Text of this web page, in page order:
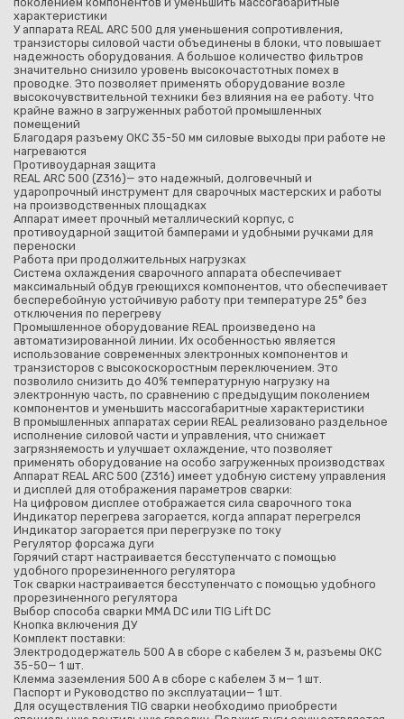
характеристики
У аппарата REAL ARC 500 для уменьшения сопротивления,
транзисторы силовой части объединены в блоки, что повышает
надежность оборудования. А большое количество фильтров
значительно снизило уровень высокочастотных помех в
проводке. Это позволяет применять оборудование возле
высокочувствительной техники без влияния на ее работу. Что
крайне важно в загруженных работой промышленных
помещений
Благодаря разъему ОКС 35-50 мм силовые выходы при работе не
нагреваются
Противоударная защита
REAL ARC 500 (Z316)— это надежный, долговечный и
ударопрочный инструмент для сварочных мастерских и работы
на производственных площадках
Аппарат имеет прочный металлический корпус, с
противоударной защитой бамперами и удобными ручками для
переноски
Работа при продолжительных нагрузках
Система охлаждения сварочного аппарата обеспечивает
максимальный обдув греющихся компонентов, что обеспечивает
бесперебойную устойчивую работу при температуре 25° без
отключения по перегреву
Промышленное оборудование REAL произведено на
автоматизированной линии. Их особенностью является
использование современных электронных компонентов и
транзисторов с высокоскоростным переключением. Это
позволило снизить до 40% температурную нагрузку на
электронную часть, по сравнению с предыдущим поколением
компонентов и уменьшить массогабаритные характеристики
В промышленных аппаратах серии REAL реализовано раздельное
исполнение силовой части и управления, что снижает
загрязняемость и улучшает охлаждение, что позволяет
применять оборудование на особо загруженных производствах
Аппарат REAL ARC 500 (Z316) имеет удобную систему управления
и дисплей для отображения параметров сварки:
На цифровом дисплее отображается сила сварочного тока
Индикатор перегрева загорается, когда аппарат перегрелся
Индикатор загорается при перегрузке по току
Регулятор форсажа дуги
Горячий старт настраивается бесступенчато с помощью
удобного прорезиненного регулятора
Ток сварки настраивается бесступенчато с помощью удобного
прорезиненного регулятора
Выбор способа сварки ММА DC или TIG Lift DC
Кнопка включения ДУ
Комплект поставки:
Электрододержатель 500 А в сборе с кабелем 3 м, разъемы ОКС
35-50— 1 шт.
Клемма заземления 500 А в сборе с кабелем 3 м— 1 шт.
Паспорт и Руководство по эксплуатации— 1 шт.
Для осуществления TIG сварки необходимо приобрести